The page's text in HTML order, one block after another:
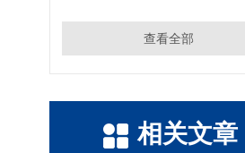
查看全部
相关文章